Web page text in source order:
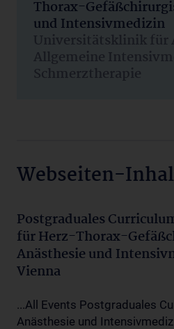
Thorax-
und Intensivmedizin
Universitätsklinik für
Allgemeine
Schmerztherapie
Webseiten-
Postgraduales
für Herz-Thorax-
Anästhesie und
Vienna
...All Events Postgraduales
Anästhesie und